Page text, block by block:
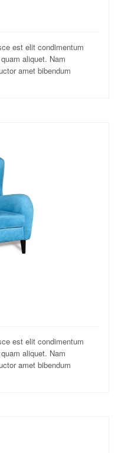
est elit condimentum
aliquet. Nam
amet bibendum
est elit condimentum
aliquet. Nam
amet bibendum